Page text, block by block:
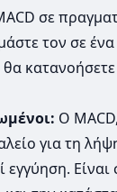
σε
τον σε ένα
θα
Ο
για τη
εγγύηση.